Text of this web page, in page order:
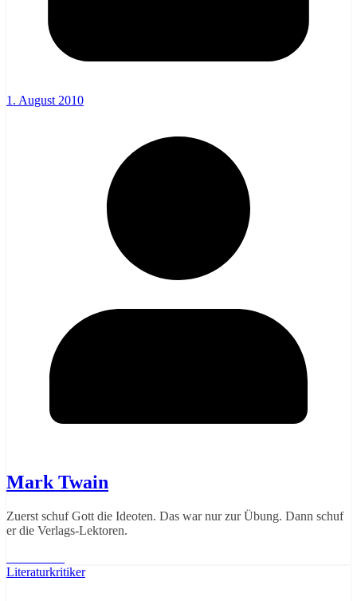
1. August 2010
Mark Twain
Zuerst schuf Gott die Ideoten. Das war nur zur Übung. Dann schuf
er die Verlags-Lektoren.
Literaturkritiker